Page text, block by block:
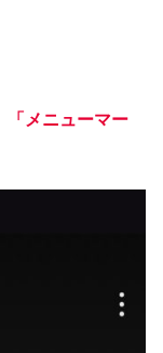
「メニューマー